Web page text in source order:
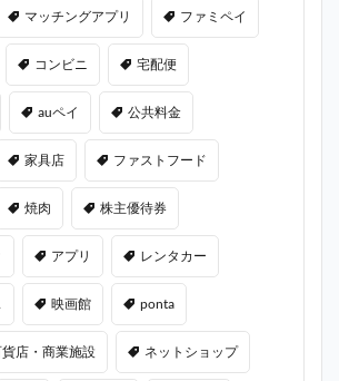
マッチングアプリ ファミペイ
コンビニ 宅配便
auペイ 公共料金
家具店 ファストフード
焼肉 株主優待券
アプリ レンタカー
映画館 ponta
店・商業施設 ネットショップ